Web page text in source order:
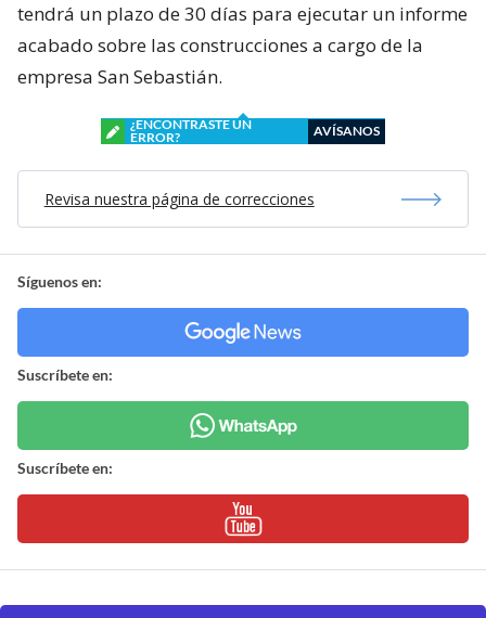
tendrá un plazo de 30 días para ejecutar un informe
acabado sobre las construcciones a cargo de la
empresa San Sebastián.
¿ENCONTRASTE UN
ERROR?
AVÍSANOS
Revisa nuestra página de correcciones
Síguenos en:
Suscríbete en:
Suscríbete en: